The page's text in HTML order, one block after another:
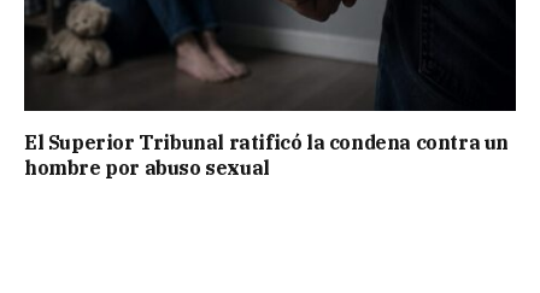
El Superior Tribunal ratificó la condena contra un
hombre por abuso sexual